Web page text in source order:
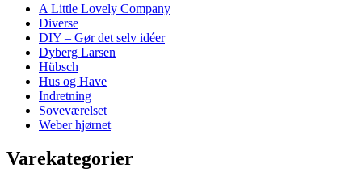
A Little Lovely Company
Diverse
DIY – Gør det selv idéer
Dyberg Larsen
Hübsch
Hus og Have
Indretning
Soveværelset
Weber hjørnet
Varekategorier